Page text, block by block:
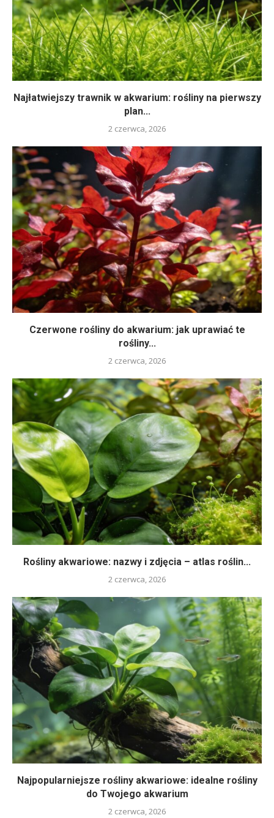
Najłatwiejszy trawnik w akwarium: rośliny na pierwszy
plan...
2 czerwca, 2026
Czerwone rośliny do akwarium: jak uprawiać te
rośliny...
2 czerwca, 2026
Rośliny akwariowe: nazwy i zdjęcia – atlas roślin...
2 czerwca, 2026
Najpopularniejsze rośliny akwariowe: idealne rośliny
do Twojego akwarium
2 czerwca, 2026